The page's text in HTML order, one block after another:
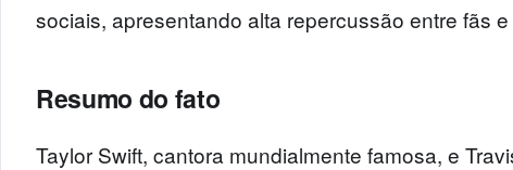
sociais, apresentando alta repercussão entre fãs
Resumo do fato
Taylor Swift, cantora mundialmente famosa, e